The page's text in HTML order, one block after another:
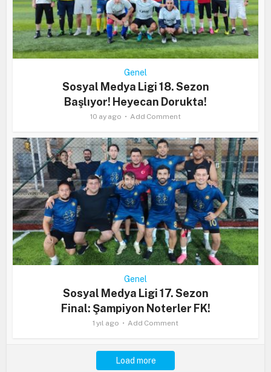
Genel
Sosyal Medya Ligi 18. Sezon
Başlıyor! Heyecan Dorukta!
10 ay ago Add Comment
Genel
Sosyal Medya Ligi 17. Sezon
Final: Şampiyon Noterler FK!
1 yıl ago Add Comment
Load more